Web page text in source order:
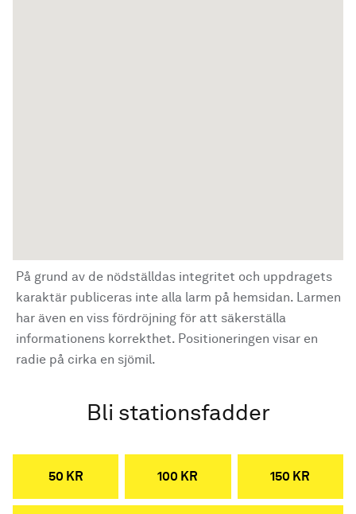
På grund av de nödställdas integritet och uppdragets
karaktär publiceras inte alla larm på hemsidan. Larmen
har även en viss fördröjning för att säkerställa
informationens korrekthet. Positioneringen visar en
radie på cirka en sjömil.
Bli stationsfadder
50 KR 100 KR 150 KR